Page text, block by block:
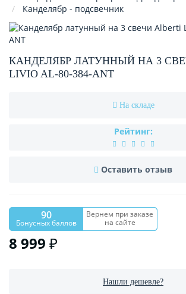
Канделябр - подсвечник
КАНДЕЛЯБР ЛАТУННЫЙ НА 3
LIVIO AL-80-384-ANT
На складе
Рейтинг:
Оставить отзыв
90
Бонусных баллов
Вернем при заказе
на сайте
8 999 ₽
Нашли дешевле?